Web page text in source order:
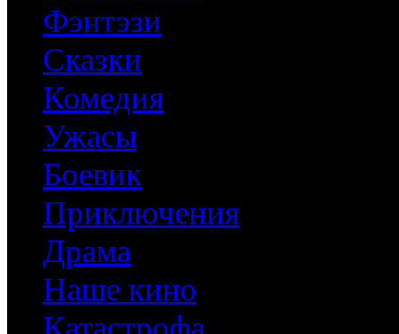
Фэнтэзи
Сказки
Комедия
Ужасы
Боевик
Приключения
Драма
Наше кино